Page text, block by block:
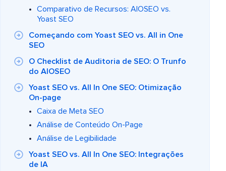
Comparativo de Recursos: AIOSEO vs.
Yoast SEO
Começando com Yoast SEO vs. All in One
SEO
O Checklist de Auditoria de SEO: O Trunfo
do AIOSEO
Yoast SEO vs. All In One SEO: Otimização
On-page
Caixa de Meta SEO
Análise de Conteúdo On-Page
Análise de Legibilidade
Yoast SEO vs. All In One SEO: Integrações
de IA